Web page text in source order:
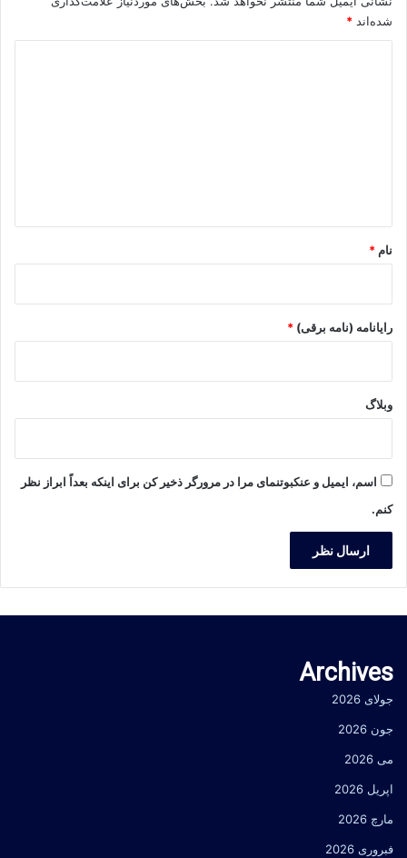
شده‌اند *
نام *
رایانامه (نامه برقی) *
وبلاگ
اسم، ایمیل و عنکبوتنمای مرا در مرورگر ذخیر کن برای اینکه بعداً ابراز نظر
کنم.
Archives
جولای 2026
جون 2026
می 2026
اپریل 2026
مارچ 2026
فبروری 2026